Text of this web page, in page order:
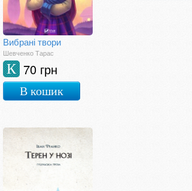
Вибрані твори
Шевченко Тарас
70 грн
К
В кошик